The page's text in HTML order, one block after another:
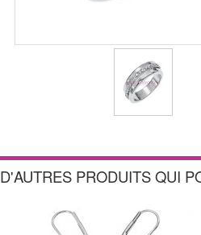
D'AUTRES PRODUITS QUI